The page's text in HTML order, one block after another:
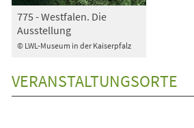
© LWL-Museum in der Kaiserpfalz
775 - Westfalen. Die
Ausstellung
VERANSTALTUNGSORTE